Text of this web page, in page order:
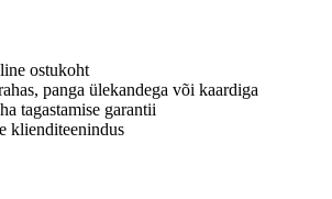
ostukoht
panga ülekandega või kaardiga
tagastamise garantii
klienditeenindus